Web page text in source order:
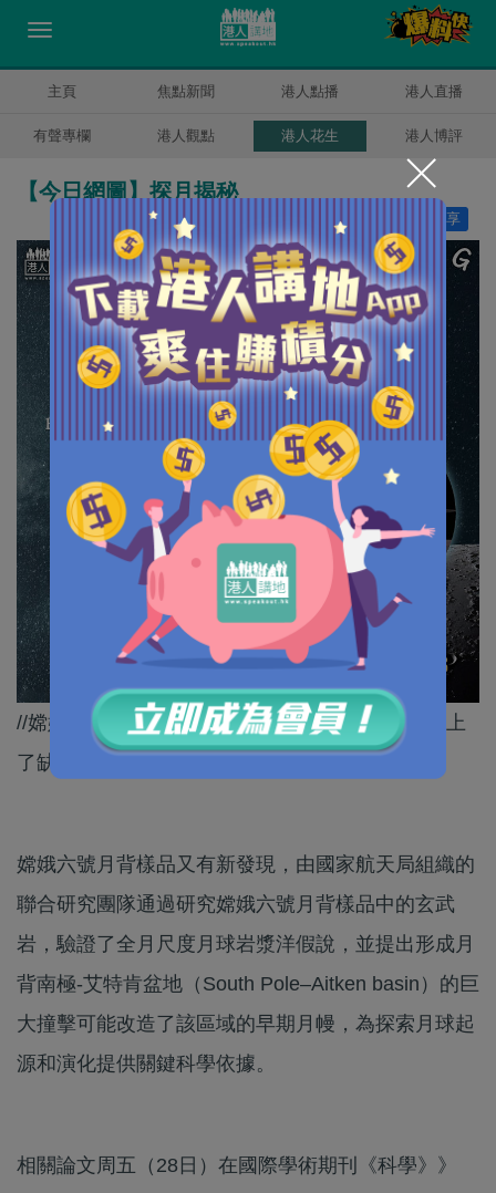
主頁 焦點新聞 港人點播 港人直播
有聲專欄 港人觀點 港人花生 港人博評
【今日網圖】探月揭秘
分享
//嫦娥六號帶回的月球樣品，為月球岩漿洋假說補上
了缺失的月背「拼圖」。//
嫦娥六號月背樣品又有新發現，由國家航天局組織的
聯合研究團隊通過研究嫦娥六號月背樣品中的玄武
岩，驗證了全月尺度月球岩漿洋假說，並提出形成月
背南極-艾特肯盆地（South Pole–Aitken basin）的巨
大撞擊可能改造了該區域的早期月幔，為探索月球起
源和演化提供關鍵科學依據。
相關論文周五（28日）在國際學術期刊《科學》》